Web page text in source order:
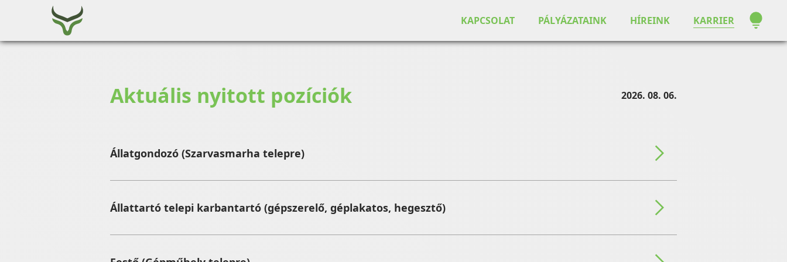
KAPCSOLAT PÁLYÁZATAINK HÍREINK KARRIER
Aktuális nyitott pozíciók 2026. 08. 06.
Állatgondozó (Szarvasmarha telepre)
Feladatok:
Állattartó telepi karbantartó (gépszerelő, géplakatos, hegesztő)